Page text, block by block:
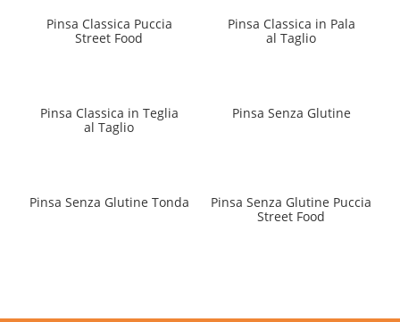
Pinsa Classica Puccia
Street Food
Pinsa Classica in Pala
al Taglio
Pinsa Classica in Teglia
al Taglio
Pinsa Senza Glutine
Pinsa Senza Glutine Tonda
Pinsa Senza Glutine Puccia
Street Food